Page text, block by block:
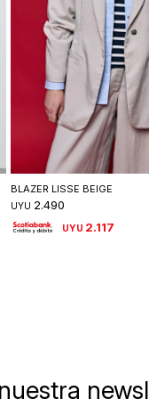
Seleccionar
BLAZER LISSE BEIGE
UYU 2.490
UYU 2.117